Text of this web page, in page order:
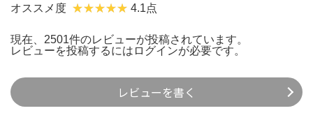
オススメ度 4.1点
現在、2501件のレビューが投稿されています。
レビューを投稿するには ログインが必要です。
レビューを書く